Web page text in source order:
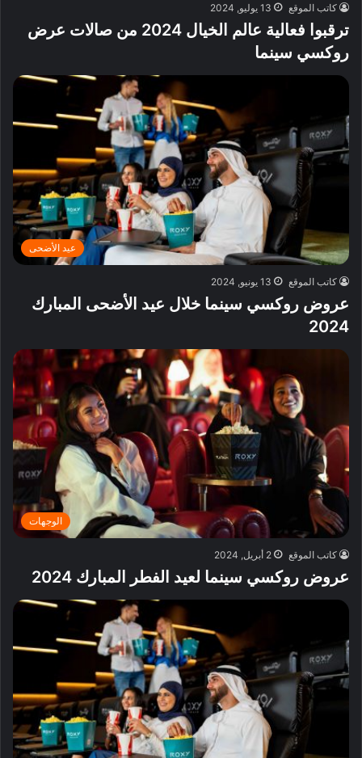
كاتب الموقع 13 يوليو, 2024
ترقبوا فعالية عالم الخيال 2024 من صالات عرض
روكسي سينما
عيد الأضحى
كاتب الموقع 13 يونيو, 2024
عروض روكسي سينما خلال عيد الأضحى المبارك
2024
الوجهات
كاتب الموقع 2 أبريل, 2024
عروض روكسي سينما لعيد الفطر المبارك 2024